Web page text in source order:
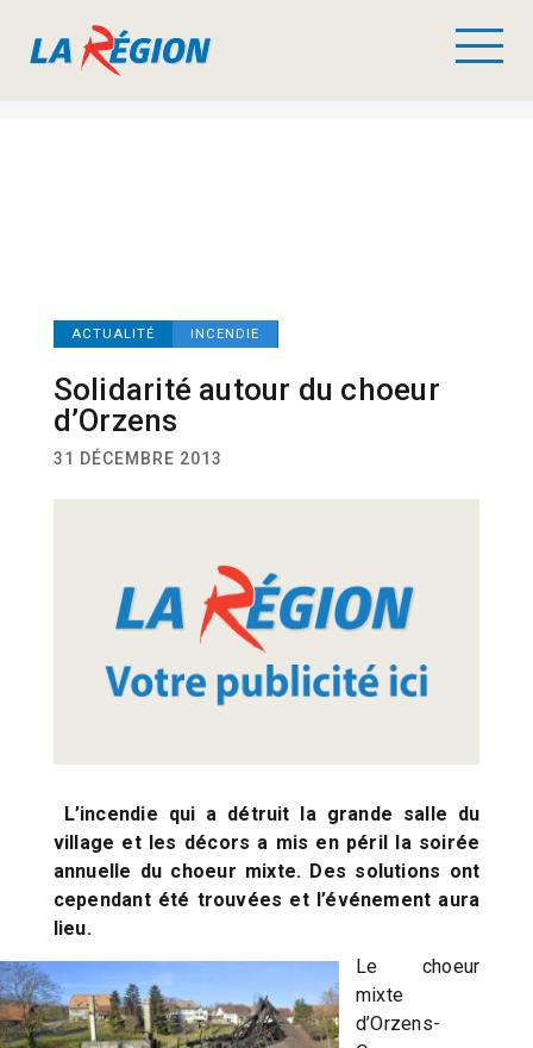
ACTUALITÉ INCENDIE
Solidarité autour du choeur
d’Orzens
31 DÉCEMBRE 2013
L’incendie qui a détruit la grande salle du
village et les décors a mis en péril la soirée
annuelle du choeur mixte. Des solutions ont
cependant été trouvées et l’événement aura
lieu.
Le choeur
mixte
d’Orzens-